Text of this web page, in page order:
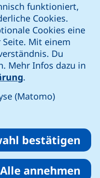
funktioniert,
Cookies.
Cookies eine
Mit einem
Du
Mehr Infos dazu in
.
Cookies akzeptieren
(Matomo)Analyse-
Drittanbieter
bestätigen
Alle annehmen
Link, öffnet neues
Link, öffnet
Seite (externer Link,
Seite (externer